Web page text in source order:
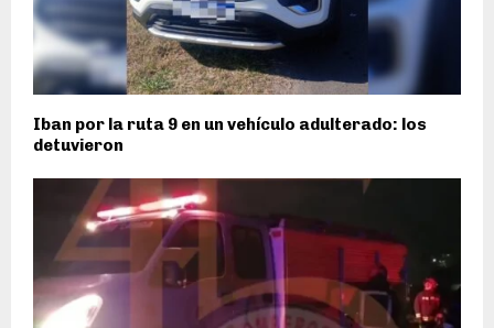
Iban por la ruta 9 en un vehículo adulterado: los
detuvieron